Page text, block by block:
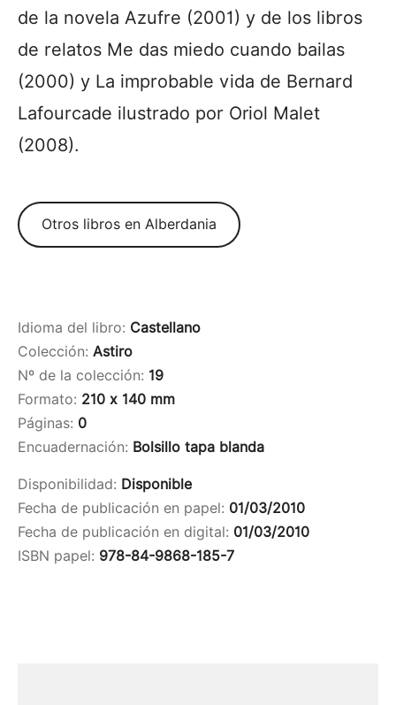
de la novela Azufre (2001) y de los libros
de relatos Me das miedo cuando bailas
(2000) y La improbable vida de Bernard
Lafourcade ilustrado por Oriol Malet
(2008).
Otros libros en Alberdania
Idioma del libro: Castellano
Colección: Astiro
Nº de la colección: 19
Formato: 210 x 140 mm
Páginas: 0
Encuadernación: Bolsillo tapa blanda
Disponibilidad: Disponible
Fecha de publicación en papel: 01/03/2010
Fecha de publicación en digital: 01/03/2010
ISBN papel: 978-84-9868-185-7